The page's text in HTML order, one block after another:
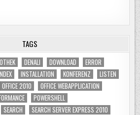
TAGS
DENALI DOWNLOAD
ERROR
INSTALLATION KONFERENZ
LISTEN
OFFICE 2010
OFFICE WEBAPPLICATION
POWERSHELL
SEARCH
SEARCH SERVER EXPRESS 2010